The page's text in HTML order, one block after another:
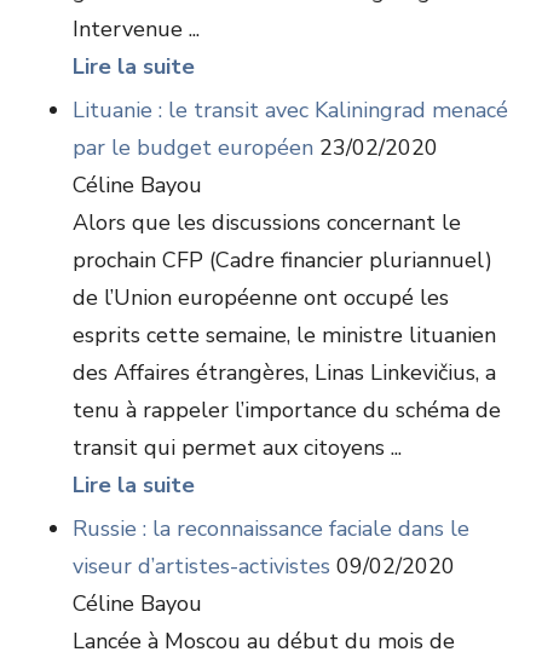
Intervenue ...
Lire la suite
Lituanie : le transit avec Kaliningrad menacé
par le budget européen 23/02/2020
Céline Bayou
Alors que les discussions concernant le
prochain CFP (Cadre financier pluriannuel)
de l’Union européenne ont occupé les
esprits cette semaine, le ministre lituanien
des Affaires étrangères, Linas Linkevičius, a
tenu à rappeler l’importance du schéma de
transit qui permet aux citoyens ...
Lire la suite
Russie : la reconnaissance faciale dans le
viseur d’artistes-activistes 09/02/2020
Céline Bayou
Lancée à Moscou au début du mois de